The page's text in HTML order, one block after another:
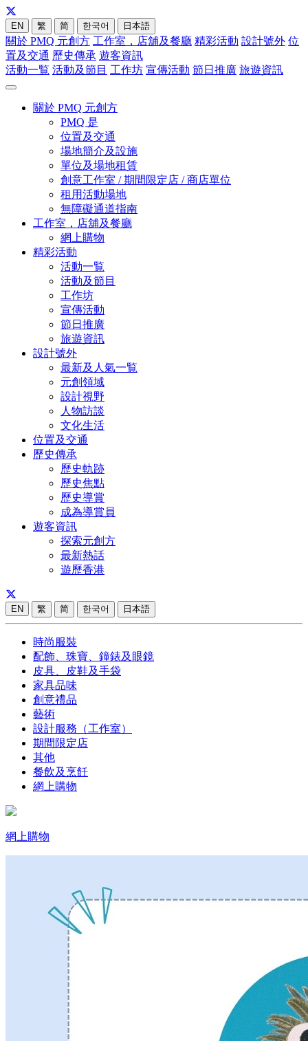
EN 繁 简 한국어 日本語
關於 PMQ 元創方 工作室，店舖及餐廳 精彩活動 設計號外 位
置及交通 歷史傳承 遊客資訊
活動一覧 活動及節目 工作坊 宣傳活動 節日推廣 旅遊資訊
關於 PMQ 元創方
PMQ 是
位置及交通
場地簡介及設施
單位及場地租賃
創意工作室 / 期間限定店 / 商店單位
租用活動場地
無障礙通道指南
工作室，店舖及餐廳
網上購物
精彩活動
活動一覧
活動及節目
工作坊
宣傳活動
節日推廣
旅遊資訊
設計號外
最新及人氣一覧
元創領域
設計視野
人物訪談
文化生活
位置及交通
歷史傳承
歷史軌跡
歷史焦點
歷史導賞
成為導賞員
遊客資訊
探索元創方
最新熱話
遊歷香港
EN 繁 简 한국어 日本語
時尚服裝
配飾、珠寶、鐘錶及眼鏡
皮具、皮鞋及手袋
家具品味
創意禮品
藝術
設計服務（工作室）
期間限定店
其他
餐飲及烹飪
網上購物
網上購物